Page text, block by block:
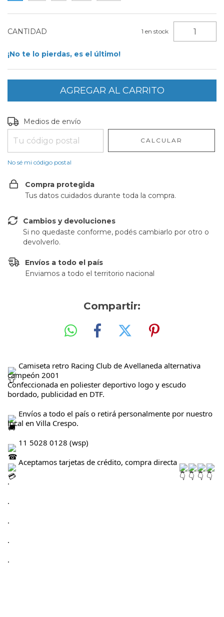
CANTIDAD 1 en stock
¡No te lo pierdas, es el último!
Entregas para el CP:
Medios de envío
CALCULAR
No sé mi código postal
Compra protegida
Tus datos cuidados durante toda la compra.
Cambios y devoluciones
Si no quedaste conforme, podés cambiarlo por otro o
devolverlo.
Envíos a todo el país
Enviamos a todo el territorio nacional
Compartir:
Camiseta retro Racing Club de Avellaneda alternativa
campeón 2001
Confeccionada en poliester deportivo logo y escudo
bordado, publicidad en DTF.
Envíos a todo el país o retirá personalmente por nuestro
local en Villa Crespo.
11 5028 0128 (wsp)
Aceptamos tarjetas de crédito, compra directa
.
.
.
.
.